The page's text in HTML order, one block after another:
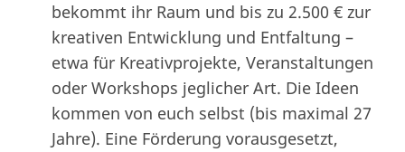
bekommt ihr Raum und bis zu 2.500 € zur
kreativen Entwicklung und Entfaltung –
etwa für Kreativprojekte, Veranstaltungen
oder Workshops jeglicher Art. Die Ideen
kommen von euch selbst (bis maximal 27
Jahre). Eine Förderung vorausgesetzt,